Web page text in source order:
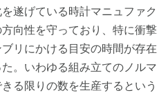
遂げている時計マニュファク
向性を守っており、特に衝撃
リにかける目安の時間が存在
。いわゆる組み立てのノルマ
る限りの数を生産するという